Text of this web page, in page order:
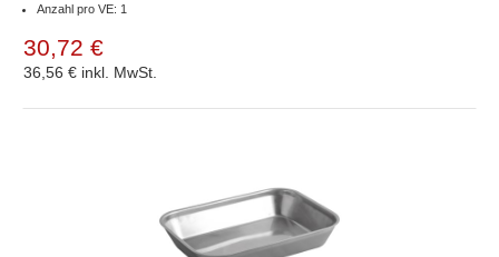
Anzahl pro VE: 1
30,72 €
36,56 € inkl. MwSt.